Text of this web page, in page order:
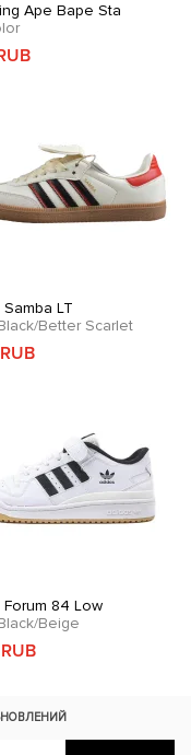
Ape Bape Sta
LT
Better Scarlet
Forum 84 Low
Beige